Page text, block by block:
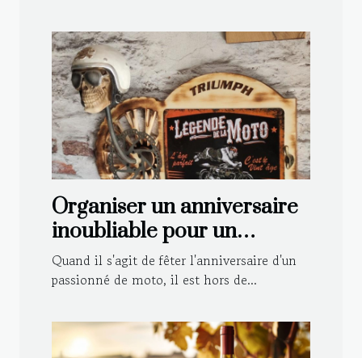
Organiser un anniversaire
inoubliable pour un
motard : astuces et idées
déco
Quand il s'agit de fêter l'anniversaire d'un
passionné de moto, il est hors de...